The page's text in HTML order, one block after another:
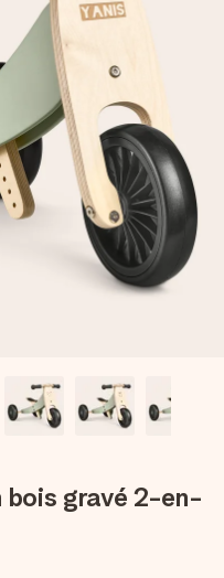
clients nous attribuent
(total de tous les
quelques étapes – avec
qui touche le cœur.
pour le moment idéal.
bois gravé 2-en-